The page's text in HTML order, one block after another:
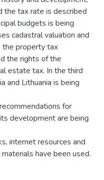
the tax rate is described
budgets is being
cadastral valuation and
the property tax
the rights of the
estate tax. In the third
and Lithuania is being
for
development are being
internet resources and
have been used.